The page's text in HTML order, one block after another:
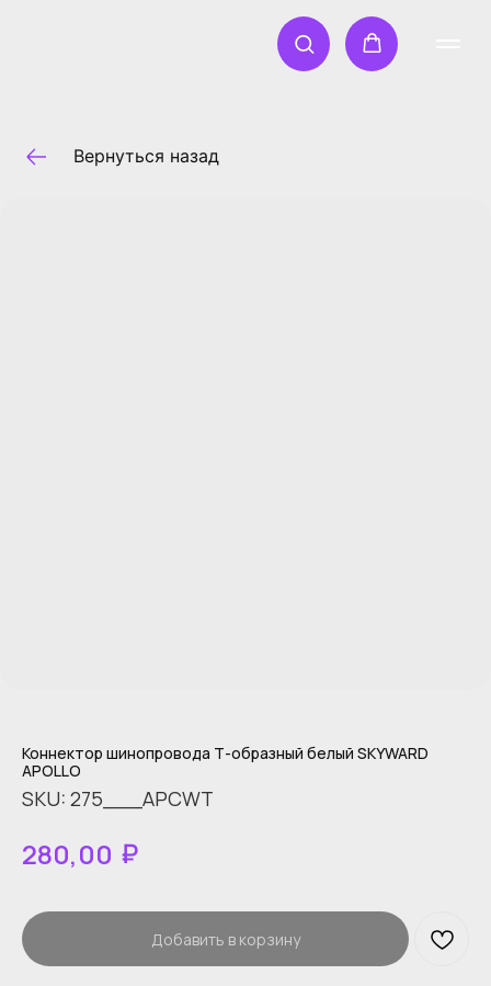
Вернуться назад
Коннектор шинопровода Т-образный белый SKYWARD
APOLLO
SKU: 275___APCWT
280,00 ₽
Добавить в корзину